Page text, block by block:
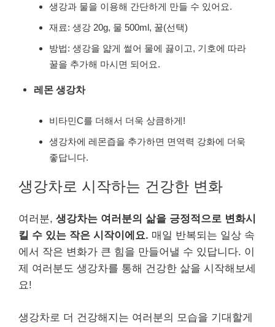
생강과 물을 이용해 간단하게 만들 수 있어요.
재료: 생강 20g, 물 500ml, 꿀(선택)
방법: 생강을 얇게 썰어 물에 끓이고, 기호에 따라
꿀을 추가해 마시면 되어요.
레몬 생강차
비타민C를 더해서 더욱 상큼하게!
생강차에 레몬즙을 추가하면 면역력 강화에 더욱
좋답니다.
생강차로 시작하는 건강한 변화
여러분, 생강차는 여러분의 삶을 긍정적으로 변화시
킬 수 있는 작은 시작이에요. 매일 반복되는 일상 속
에서 작은 변화가 큰 힘을 만들어낼 수 있답니다. 이
제 여러분도 생강차를 통해 건강한 삶을 시작해보세
요!
생강차로 더 건강해지는 여러분의 모습을 기대할게